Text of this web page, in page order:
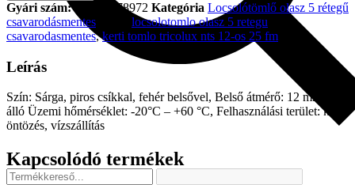
Gyári szám: 0-1614278972 Kategória Locsolótömlő olasz 5 rétegű
csavarodásmentes
locsolotomlo olasz 5 retegu
csavarodasmentes,kerti tomlo tricolux nts 12-os 25 fm
Leírás
Szín: Sárga, piros csíkkal, fehér belsővel, Belső átmérő: 12 mm, UV
álló Üzemi hőmérséklet: -20°C – +60 °C, Felhasználási terület: kerti
öntözés, vízszállítás
Kapcsolódó termékek